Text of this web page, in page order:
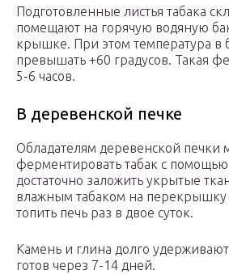
Подготовленные листья табака
помещают на горячую водяную
крышке. При этом температура в
превышать +60 градусов. Такая
5-6 часов.
В деревенской печке
Обладателям деревенской печки
ферментировать табак с помощью
достаточно заложить укрытые
влажным табаком на перекрышку
топить печь раз в двое суток.
Камень и глина долго
готов через 7-14 дней.